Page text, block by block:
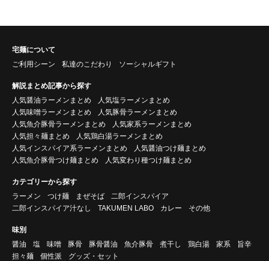
宅麺について
ご利用シーン
私達のこだわり ソーシャルギフト
解説まとめ記事から探す
人気醤油ラーメンまとめ
人気塩ラーメンまとめ
人気味噌ラーメンまとめ
人気豚骨ラーメンまとめ
人気魚介豚骨ラーメンまとめ
人気家系ラーメンまとめ
人気担々麺まとめ
人気鶏白湯ラーメンまとめ
人気インスパイア系ラーメンまとめ
人気醤油つけ麺まとめ
人気魚介豚骨つけ麺まとめ
人気変わり種つけ麺まとめ
カテゴリーから探す
ラーメン
つけ麺 まぜそば
二郎インスパイア
二郎インスパイア汁なし
TAKUMEN LABO カレー その他
味別
醤油
塩 味噌 豚骨 豚骨醤油 魚介豚骨 煮干し 鶏白湯 家系
旨辛
担々麺
個性派 グッズ・セット